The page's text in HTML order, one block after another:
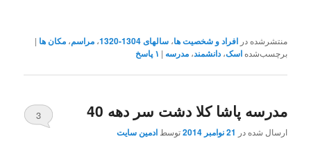
منتشرشده در افراد و شخصیت ها،سالهای 1304-1320 ،مراسم،مکان ها |
برچسب‌شده اسک،دانشمند،مدرسه | ۱پاسخ
مدرسه پاشا کلا دشت سر دهه 40
ارسال شده در 21 نوامبر 2014 توسطادمین سایت
3